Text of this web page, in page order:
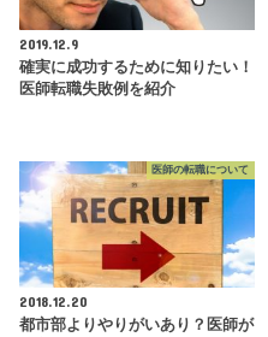
2019.12.9
確実に成功するために知りたい！
医師転職失敗例を紹介
医師の転職について
2018.12.20
都市部よりやりがいあり？医師が